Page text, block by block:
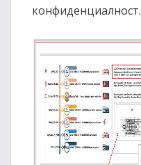
конфиденциалност.